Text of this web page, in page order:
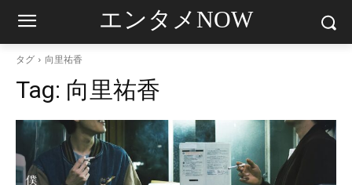
エンタメNOW
タグ 向里祐香
Tag: 向里祐香